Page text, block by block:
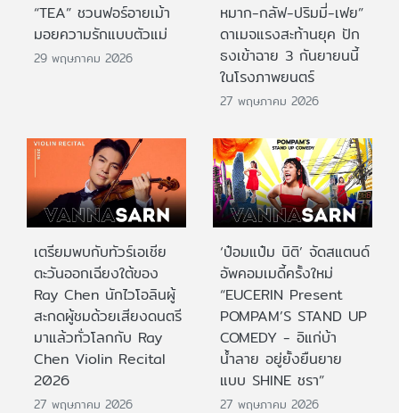
“TEA” ชวนฟอร์อายเม้า
มอยความรักแบบตัวแม่
29 พฤษภาคม 2026
หมาก-กลัฟ-ปริมมี่-เฟย”
ดาเมจแรงสะท้านยุค ปัก
ธงเข้าฉาย 3 กันยายนนี้
ในโรงภาพยนตร์
27 พฤษภาคม 2026
เตรียมพบกับทัวร์เอเชีย
ตะวันออกเฉียงใต้ของ
Ray Chen นักไวโอลินผู้
สะกดผู้ชมด้วยเสียงดนตรี
มาแล้วทั่วโลกกับ Ray
Chen Violin Recital
2026
27 พฤษภาคม 2026
‘ป๋อมแป๋ม นิติ’ จัดสแตนด์
อัพคอมเมดี้ครั้งใหม่
“EUCERIN Present
POMPAM’S STAND UP
COMEDY - อิแก่บ้า
น้ำลาย อยู่ยั้งยืนยาย
แบบ SHINE ชรา”
27 พฤษภาคม 2026